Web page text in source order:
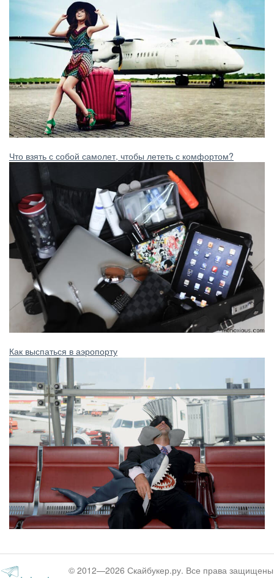
Что взять с собой самолет, чтобы лететь с комфортом?
Как выспаться в аэропорту
© 2012—2026 Скайбукер.ру. Все права защищены